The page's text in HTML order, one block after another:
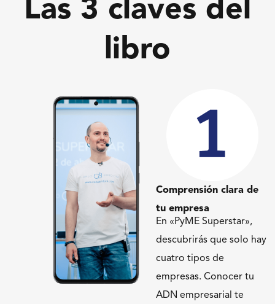
Las 3 claves del
libro
Comprensión clara de
tu empresa
En «PyME Superstar»,
descubrirás que solo hay
cuatro tipos de
empresas. Conocer tu
ADN empresarial te